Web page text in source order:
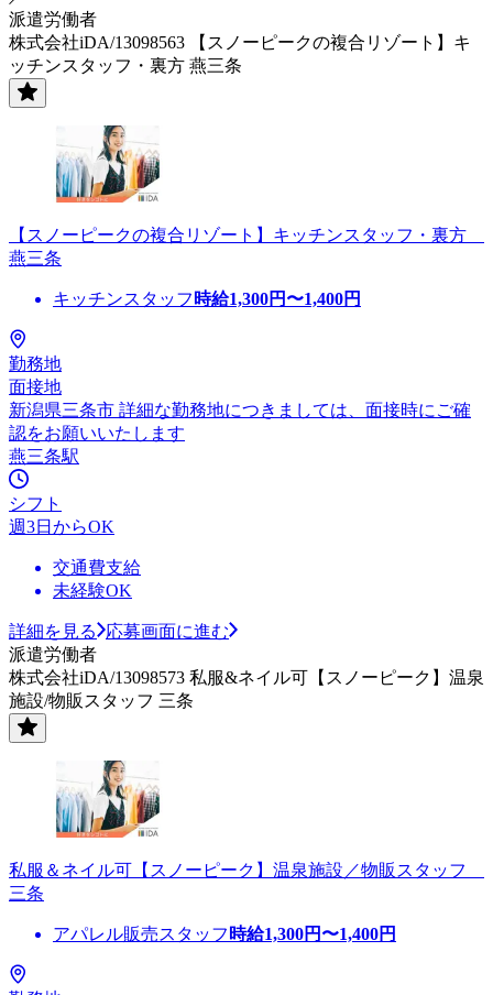
派遣労働者
株式会社iDA/13098563 【スノーピークの複合リゾート】キ
ッチンスタッフ・裏方 燕三条
【スノーピークの複合リゾート】キッチンスタッフ・裏方
燕三条
キッチンスタッフ 時給1,300円〜1,400円
勤務地
面接地
新潟県三条市 詳細な勤務地につきましては、面接時にご確
認をお願いいたします
燕三条駅
シフト
週3日からOK
交通費支給
未経験OK
詳細を見る
応募画面に進む
派遣労働者
株式会社iDA/13098573 私服&ネイル可【スノーピーク】温泉
施設/物販スタッフ 三条
私服＆ネイル可【スノーピーク】温泉施設／物販スタッフ
三条
アパレル販売スタッフ 時給1,300円〜1,400円